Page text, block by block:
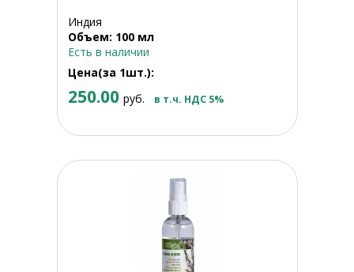
Индия
Объем: 100 мл
Есть в наличии
Цена(за 1шт.):
250.00 руб. в т.ч. НДС 5%